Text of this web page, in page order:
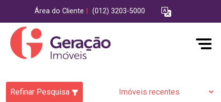
Área do Cliente (012) 3203-5000
Refinar Pesquisa